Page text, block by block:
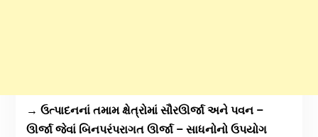
→ ઉત્પાદનનાં તમામ ક્ષેત્રોમાં સૌરઊર્જા અને પવન –
ઊર્જા જેવાં બિનપરંપરાગત ઊર્જા – સાધનોનો ઉપયોગ